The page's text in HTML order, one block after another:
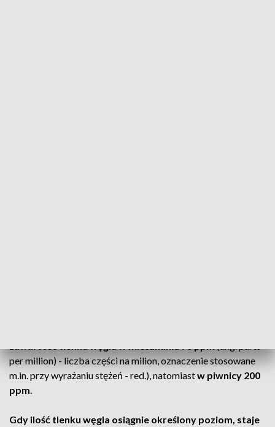
per million) - liczba części na milion, oznaczenie stosowane
m.in. przy wyrażaniu stężeń - red.), natomiastw piwnicy 200
ppm.
Gdy ilość tlenku węgla osiągnie określony poziom, staje